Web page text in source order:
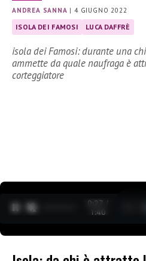
ANDREA SANNA |4 GIUGNO 2022
ISOLA DEI FAMOSI LUCA DAFFRÈ
isola dei Famosi: durante una
ammette da quale naufraga è
corteggiatore
0:27 /
1:40